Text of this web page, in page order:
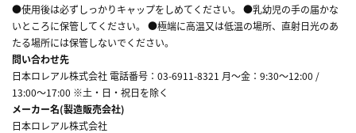
●使用後は必ずしっかりキャップをしめてください。 ●乳幼児の手の届かな
いところに保管してください。 ●極端に高温又は低温の場所、直射日光のあ
たる場所には保管しないでください。
問い合わせ先
日本ロレアル株式会社 電話番号：03-6911-8321 月～金：9:30～12:00 /
13:00～17:00 ※土・日・祝日を除く
メーカー名(製造販売会社)
日本ロレアル株式会社